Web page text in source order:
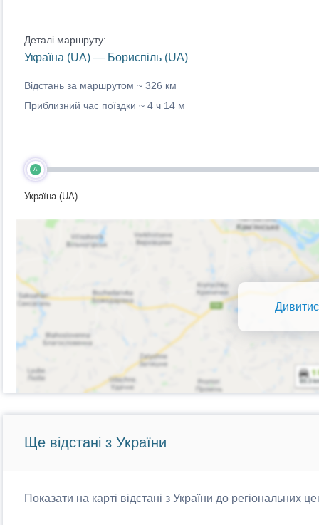
Деталі маршруту:
Україна (UA) — Бориспіль (UA)
Відстань за маршрутом ~ 326 км
Приблизний час поїздки ~ 4 ч 14 м
A
Україна (UA)
Ще відстані з України
Показати на карті відстані з України до регіональних